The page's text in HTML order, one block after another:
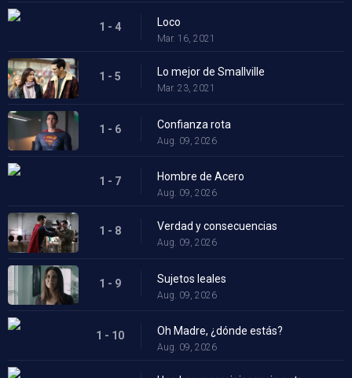
1 - 4 Loco
Mar. 16, 2021
1 - 5 Lo mejor de Smallville
Mar. 23, 2021
1 - 6 Confianza rota
Aug. 09, 2026
1 - 7 Hombre de Acero
Aug. 09, 2026
1 - 8 Verdad y consecuencias
Aug. 09, 2026
1 - 9 Sujetos leales
Aug. 09, 2026
1 - 10 Oh Madre, ¿dónde estás?
Aug. 09, 2026